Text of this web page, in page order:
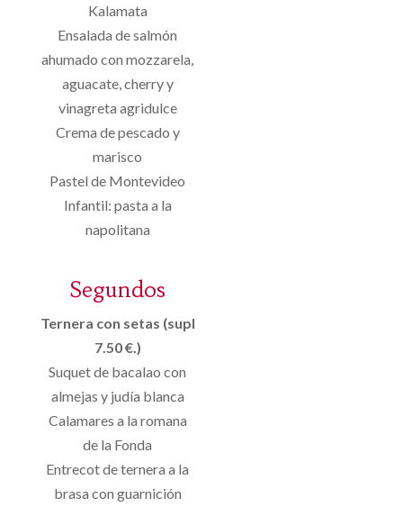
Kalamata
Ensalada de salmón
ahumado con mozzarela,
aguacate, cherry y
vinagreta agridulce
Crema de pescado y
marisco
Pastel de Montevideo
Infantil: pasta a la
napolitana
Segundos
Ternera con setas (supl
7.50 €.)
Suquet de bacalao con
almejas y judía blanca
Calamares a la romana
de la Fonda
Entrecot de ternera a la
brasa con guarnición